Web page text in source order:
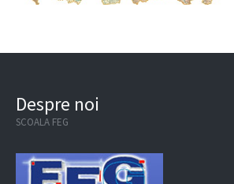
Despre noi
SCOALA FEG